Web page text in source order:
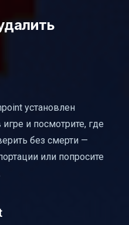
установлен
и посмотрите, где
без смерти —
или попросите